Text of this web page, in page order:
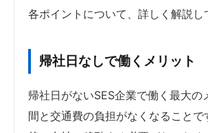
各ポイントについて、詳しく解説し
帰社日なしで働くメリット
帰社日がないSES企業で働く最大の
間と交通費の負担がなくなることで